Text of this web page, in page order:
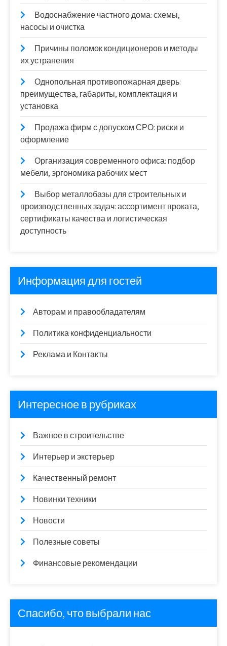
Водоснабжение частного дома: схемы,
насосы и очистка
Причины поломок кондиционеров и методы
их устранения
Однопольная противопожарная дверь:
преимущества, габариты, комплектация и
установка
Продажа фирм с допуском СРО: риски и
оформление
Организация современного офиса: подбор
мебели, эргономика рабочих мест
Выбор металлобазы для строительных и
производственных задач: ассортимент проката,
сертификаты качества и логистическая
доступность
Информация для гостей
Авторам и правообладателям
Политика конфиденциальности
Реклама и Контакты
Интересное в рубриках
Важное в строительстве
Интерьер и экстерьер
Качественный ремонт
Новинки техники
Новости
Полезные советы
Финансовые рекомендации
Спасибо, что выбрали нас